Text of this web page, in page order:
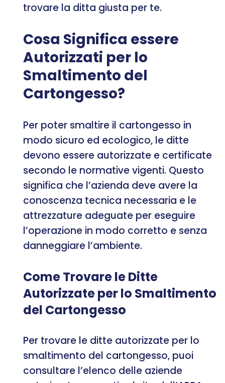
trovare la ditta giusta per te.
Cosa Significa essere
Autorizzati per lo
Smaltimento del
Cartongesso?
Per poter smaltire il cartongesso in
modo sicuro ed ecologico, le ditte
devono essere autorizzate e certificate
secondo le normative vigenti. Questo
significa che l’azienda deve avere la
conoscenza tecnica necessaria e le
attrezzature adeguate per eseguire
l’operazione in modo corretto e senza
danneggiare l’ambiente.
Come Trovare le Ditte
Autorizzate per lo Smaltimento
del Cartongesso
Per trovare le ditte autorizzate per lo
smaltimento del cartongesso, puoi
consultare l’elenco delle aziende